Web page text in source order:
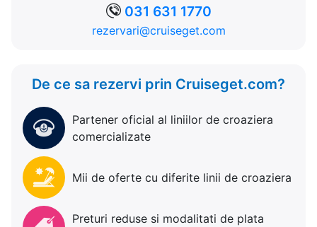
031 631 1770
rezervari@cruiseget.com
De ce sa rezervi prin Cruiseget.com?
Partener oficial al liniilor de croaziera
comercializate
Mii de oferte cu diferite linii de croaziera
Preturi reduse si modalitati de plata